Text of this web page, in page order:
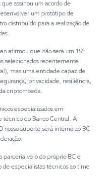
assinou um acordo de
um protótipo de
distribuído para a realização de
afirmou que não será um 15º
selecionados recentemente
mas uma entidade capaz de
privacidade, resiliência,
criptomoeda.
especializados em
técnico do Banco Central. A
nosso suporte será interno ao BC
parceria veio do próprio BC e
de especialistas técnicos ao time